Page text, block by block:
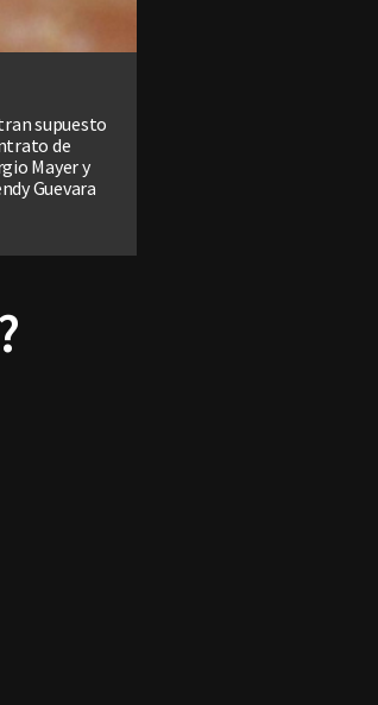
supuesto
de
Mayer y
Guevara